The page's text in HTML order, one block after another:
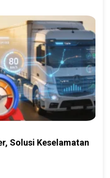
Solusi Keselamatan